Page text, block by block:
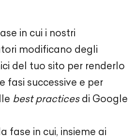
in cui i nostri
modificano degli
del tuo sito per renderlo
fasi successive e per
best practicesdi Google
fase in cui, insieme ai